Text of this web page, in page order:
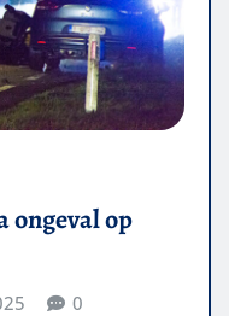
ongeval op
0